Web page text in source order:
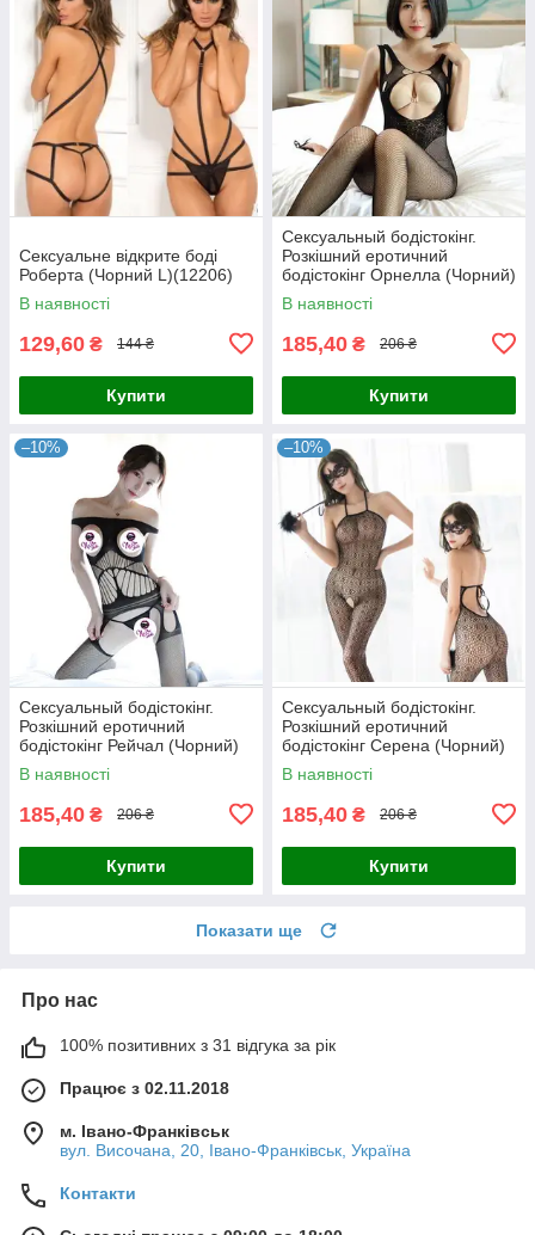
Сексуальне відкрите боді
Роберта (Чорний L)(12206)
В наявності
129,60 ₴ 144 ₴
Купити
Сексуальный бодістокінг.
Розкішний еротичний
бодістокінг Орнелла (Чорний)
Розмір: універсал. (XS-XL)
В наявності
185,40 ₴ 206 ₴
Купити
–10%
Сексуальный бодістокінг.
Розкішний еротичний
бодістокінг Рейчал (Чорний)
Розмір: універсал. (XS-XL)
В наявності
185,40 ₴ 206 ₴
Купити
–10%
Сексуальный бодістокінг.
Розкішний еротичний
бодістокінг Серена (Чорний)
Розмір: універсал. (XS-XL)
В наявності
185,40 ₴ 206 ₴
Купити
Показати ще
Про нас
100% позитивних з 31 відгука за рік
Працює з 02.11.2018
м. Івано-Франківськ
вул. Височана, 20, Івано-Франківськ, Україна
Контакти